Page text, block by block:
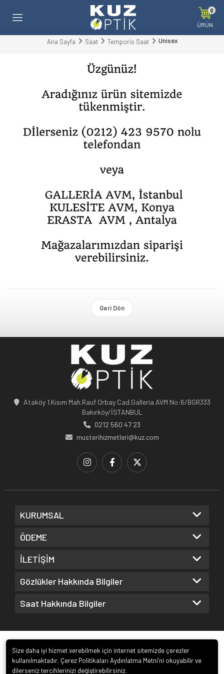
0
ÜRÜN
Ana Sayfa Saat Temporis Saat Unisex
Geri Dön
Ataköy 1.Kısım Mah.Rauf Orbay Cad.Galleria AVM No:6/BGR333
Bakırköy/İSTANBUL
0212 560 47 23
musterihizmetleri@kuz.com
KURUMSAL
ÖDEME
İLETİŞİM
Gözlükler Hakkında Bilgiler
Saat Hakkında Bilgiler
Size daha iyi hizmet verebilmek için internet sitemizde çerezler
kullanılmaktadır. Çerez Politikaları Aydınlatma Metni’ni okuyabilir ve
dilerseniz tercihlerinizi değiştirebilirsiniz.